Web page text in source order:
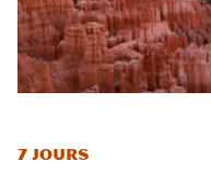
7 jours